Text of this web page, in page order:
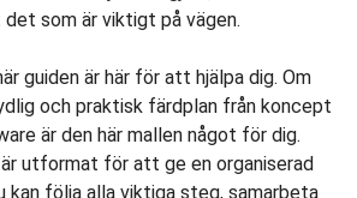
som är viktigt på vägen.
guiden är här för att hjälpa dig. Om
och praktisk färdplan från koncept
är den här mallen något för dig.
utformat för att ge en organiserad
följa alla viktiga steg, samarbeta